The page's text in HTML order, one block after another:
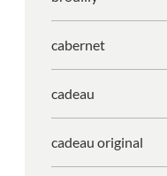
cabernet
cadeau
cadeau original